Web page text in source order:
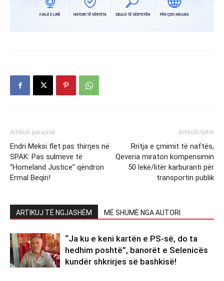
Artikulli paraprak
Endri Meksi flet pas thirrjes në
SPAK: Pas sulmeve të
“Homeland Justice” qëndron
Ermal Beqiri!
Artikulli tjetër
Rritja e çmimit të naftës,
Qeveria miraton kompensimin
50 lekë/litër karburanti për
transportin publik
ARTIKUJ TË NGJASHËM MË SHUMË NGA AUTORI
“Ja ku e keni kartën e PS-së, do ta
hedhim poshtë”, banorët e Selenicës
kundër shkrirjes së bashkisë!